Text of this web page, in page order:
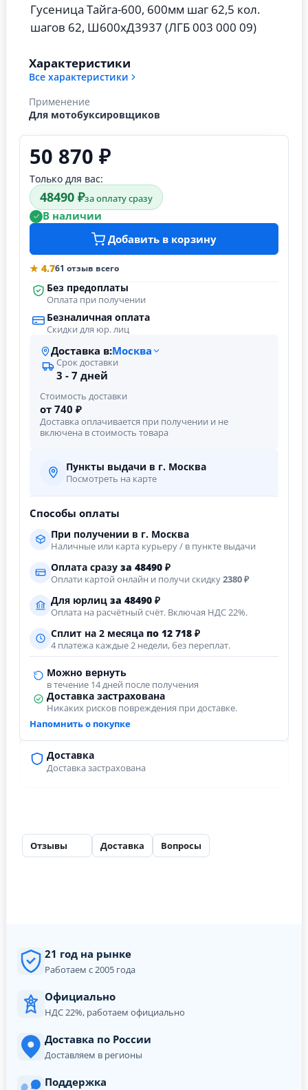
Гусеница Тайга-600, 600мм шаг 62,5 кол.
шагов 62, Ш600хД3937 (ЛГБ 003 000 09)
Характеристики
Все характеристики
Применение
Для мотобуксировщиков
Доставка
Доставка застрахована
50 870 ₽
Только для вас:
48490 ₽за оплату сразу
В наличии
Добавить в корзину
★ 4.761 отзыв всего
Без предоплаты
Оплата при получении
Безналичная оплата
Скидки для юр. лиц
Доставка в:Москва
Срок доставки
3 - 7 дней
Стоимость доставки
от 740 ₽
Доставка оплачивается при получении и не
включена в стоимость товара
Пункты выдачи в г. Москва
Посмотреть на карте
Способы оплаты
При получении в г. Москва
Наличные или карта курьеру / в пункте выдачи
Оплата сразу за 48490 ₽
Оплати картой онлайн и получи скидку2380 ₽
Для юрлиц за 48490 ₽
Оплата на расчётный счёт. Включая НДС 22%.
Сплит на 2 месяца по 12 718 ₽
4 платежа каждые 2 недели, без переплат.
Можно вернуть
в течение 14 дней после получения
Доставка застрахована
Никаких рисков повреждения при доставке.
Напомнить о покупке
Отзывы Доставка Вопросы
21 год на рынке
Работаем с 2005 года
Официально
НДС 22%, работаем официально
Доставка по России
Доставляем в регионы
Поддержка